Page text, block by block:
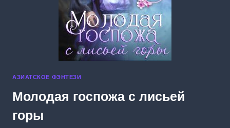
АЗИАТСКОЕ ФЭНТЕЗИ
Молодая госпожа с лисьей
горы